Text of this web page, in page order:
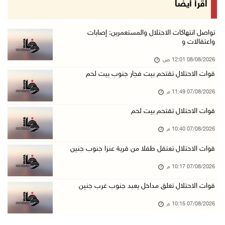
بعد تجديد منع زيارات المعتقلين: أبو الحمص يدع ...
الرئاسة ترحب بإطلاق السعودية التحالف البحري ا ...
07/آب/2026 06:17 م
(محدث) نابلس: إصابة مواطن واعتقاله إثر هجوم ل ...
07/آب/2026 06:04 م
الرئاسة ترحب باتفاقية مكة للدفاع المشترك بين ...
بيروت: اللجنة الفنية للمجلس الوطني تناقش التر ...
07/آب/2026 03:31 م
اقرأ أيضا
تواصل انتهاكات الاحتلال والمستعمرين: إصابات
واعتقالات و
08/08/2026 12:01 ص
قوات الاحتلال تقتحم بيت فجار جنوب بيت لحم
07/08/2026 11:49 م
قوات الاحتلال تقتحم بيت لحم
07/08/2026 10:40 م
قوات الاحتلال تعتقل طفلا من قرية عنزا جنوب جنين
07/08/2026 10:17 م
قوات الاحتلال تغلق مداخل يعبد جنوب غرب جنين
07/08/2026 10:15 م